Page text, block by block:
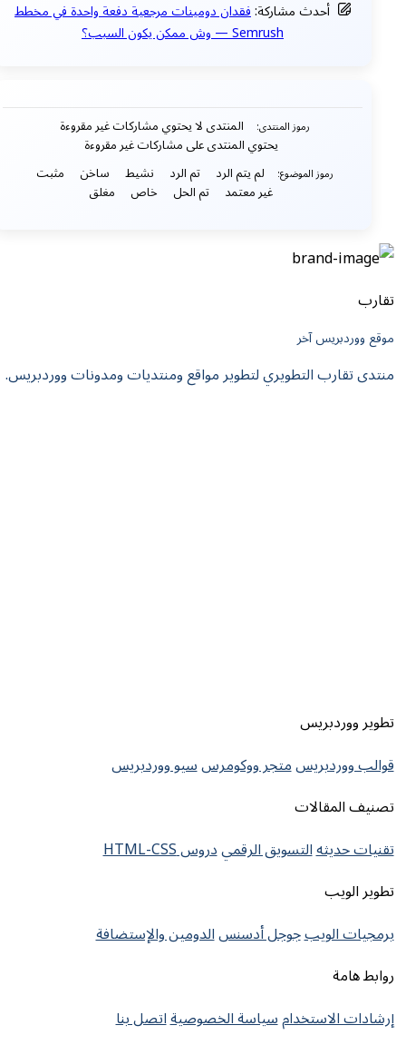
أحدث مشاركة:فقدان دومينات مرجعية دفعة واحدة في مخطط
Semrush — وش ممكن يكون السبب؟
رموز المنتدى: المنتدى لا يحتوي مشاركات غير مقروءة
يحتوي المنتدى على مشاركات غير مقروءة
رموز الموضوع: لم يتم الرد تم الرد نشيط ساخن مثبت
غير معتمد تم الحل خاص مغلق
تقارب
موقع ووردبريس آخر
منتدى تقارب التطويري لتطوير مواقع ومنتديات ومدونات ووردبريس.
تطوير ووردبريس
قوالب ووردبريسمتجر ووكومرسسيو ووردبريس
تصنيف المقالات
تقنيات حديثهالتسويق الرقميدروس HTML-CSS
تطوير الويب
برمجيات الويبجوجل أدسنسالدومين والإستضافة
روابط هامة
إرشادات الاستخدامسياسة الخصوصيةاتصل بنا